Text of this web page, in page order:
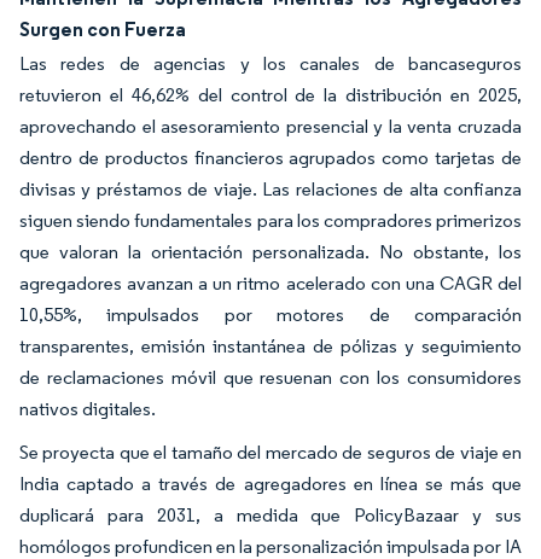
Surgen con Fuerza
Las redes de agencias y los canales de bancaseguros
retuvieron el 46,62% del control de la distribución en 2025,
aprovechando el asesoramiento presencial y la venta cruzada
dentro de productos financieros agrupados como tarjetas de
divisas y préstamos de viaje. Las relaciones de alta confianza
siguen siendo fundamentales para los compradores primerizos
que valoran la orientación personalizada. No obstante, los
agregadores avanzan a un ritmo acelerado con una CAGR del
10,55%, impulsados por motores de comparación
transparentes, emisión instantánea de pólizas y seguimiento
de reclamaciones móvil que resuenan con los consumidores
nativos digitales.
Se proyecta que el tamaño del mercado de seguros de viaje en
India captado a través de agregadores en línea se más que
duplicará para 2031, a medida que PolicyBazaar y sus
homólogos profundicen en la personalización impulsada por IA